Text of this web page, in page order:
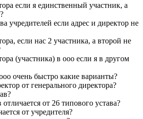
если я единственный участник, а
учредителей если адрес и директор не
если нас 2 участника, а второй не
(участника) в ооо если я в другом
очень быстро какие варианты?
от генерального директора?
от 26 типового устава?
от учредителя?